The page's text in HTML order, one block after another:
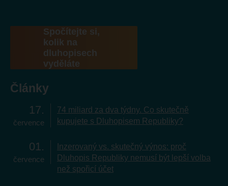
Spočítejte si,
kolik na
dluhopisech
vyděláte
Články
17
července
74 miliard za dva týdny. Co skutečně
kupujete s Dluhopisem Republiky?
01
července
Inzerovaný vs. skutečný výnos: proč
Dluhopis Republiky nemusí být lepší volba
než spořicí účet